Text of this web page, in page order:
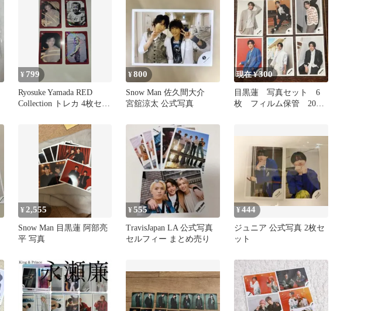
¥ 799
Ryosuke Yamada RED
Collection トレカ 4枚セッ
¥800
Snow Man 佐久間大介
宮舘涼太 公式写真
現在 ¥300
目黒蓮 写真セット 6
枚 フィルム保管 2023
¥2,555
Snow Man 目黒蓮 阿部亮
平 写真
¥555
TravisJapan LA 公式写真
セルフィー まとめ売り
¥444
ジュニア 公式写真 2枚セ
ット